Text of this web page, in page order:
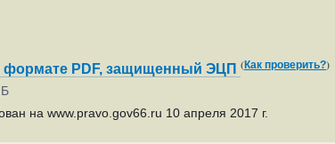
PDF, защищенный ЭЦП (Как проверить?)
на www.pravo.gov66.ru 10 апреля 2017 г.